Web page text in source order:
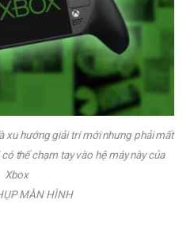
xu hướng giải trí mới nhưng phải mất
thể chạm tay vào hệ máy này của
Xbox
MÀN HÌNH